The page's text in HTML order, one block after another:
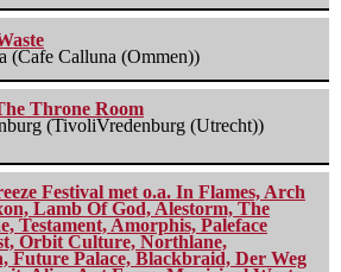
(Cafe Calluna (Ommen))
Throne Room
(TivoliVredenburg (Utrecht))
Festival met o.a. In Flames, Arch
Lamb Of God, Alestorm, The
Testament, Amorphis, Paleface
Orbit Culture, Northlane,
Future Palace, Blackbraid, Der Weg